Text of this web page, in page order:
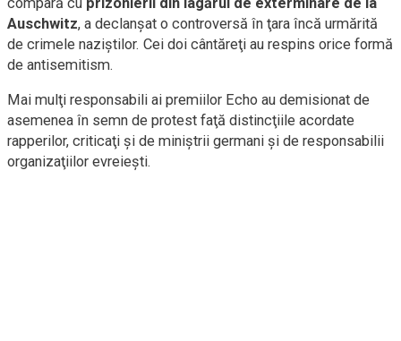
compară cu prizonierii din lagărul de exterminare de la
Auschwitz, a declanşat o controversă în ţara încă urmărită
de crimele naziştilor. Cei doi cântăreţi au respins orice formă
de antisemitism.
Mai mulţi responsabili ai premiilor Echo au demisionat de
asemenea în semn de protest faţă distincţiile acordate
rapperilor, criticaţi şi de miniştrii germani şi de responsabilii
organizaţiilor evreieşti.